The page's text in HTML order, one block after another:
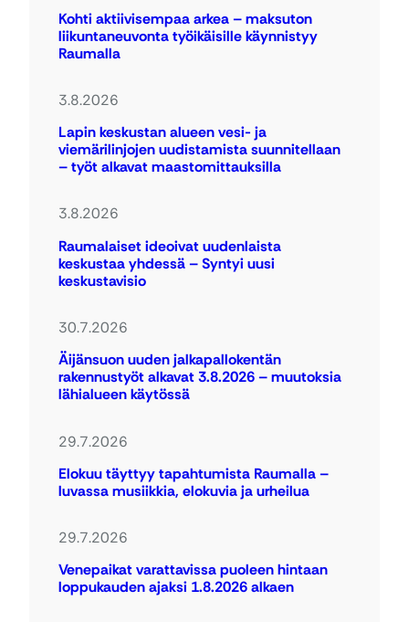
Kohti aktiivisempaa arkea – maksuton
liikuntaneuvonta työikäisille käynnistyy
Raumalla
3.8.2026
Lapin keskustan alueen vesi- ja
viemärilinjojen uudistamista suunnitellaan
– työt alkavat maastomittauksilla
3.8.2026
Raumalaiset ideoivat uudenlaista
keskustaa yhdessä – Syntyi uusi
keskustavisio
30.7.2026
Äijänsuon uuden jalkapallokentän
rakennustyöt alkavat 3.8.2026 – muutoksia
lähialueen käytössä
29.7.2026
Elokuu täyttyy tapahtumista Raumalla –
luvassa musiikkia, elokuvia ja urheilua
29.7.2026
Venepaikat varattavissa puoleen hintaan
loppukauden ajaksi 1.8.2026 alkaen